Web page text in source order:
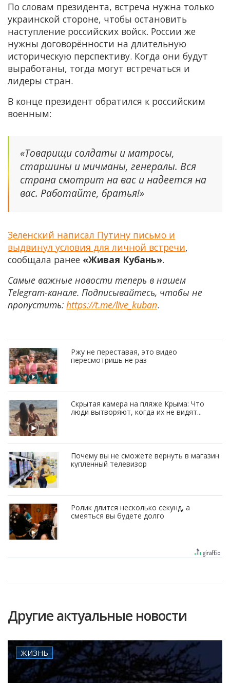
По словам президента, встреча нужна только
украинской стороне, чтобы остановить
наступление российских войск. России же
нужны договорённости на длительную
историческую перспективу. Когда они будут
выработаны, тогда могут встречаться и
лидеры стран.
В конце президент обратился к российским
военным:
«Товарищи солдаты и матросы,
старшины и мичманы, генералы. Вся
страна смотрит на вас и надеется на
вас. Работайте, братья!»
Зеленский написал Путину письмо и
выдвинул условия для личной встречи,
сообщала ранее «Живая Кубань».
Самые важные новости теперь в нашем
Telegram-канале. Подписывайтесь, чтобы не
пропустить: https://t.me/live_kuban.
Ржу не переставая, это видео
пересмотришь не раз
Скрытая камера на пляже Крыма: Что
люди вытворяют, когда их не видят...
Почему вы не сможете вернуть в магазин
купленный телевизор
Ролик длится несколько секунд, а
смеяться вы будете долго
Другие актуальные новости
ЖИЗНЬ